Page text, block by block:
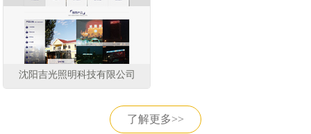
沈阳吉光照明科技有限公司
了解更多>>